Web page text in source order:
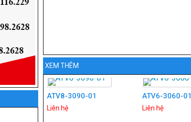
XEM THÊM
ATV8-3090-01
Liên hệ
ATV6-3060-01
Liên hệ